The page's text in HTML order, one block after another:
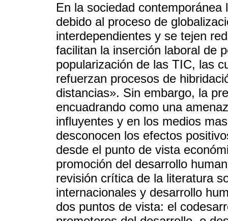
En la sociedad
debido al proceso de
interdependientes y se tejen
facilitan la inserción laboral de
popularización de las TIC, las
refuerzan procesos de
distancias». Sin embargo, la
encuadrando como una
influyentes y en los medios
desconocen los efectos
desde el punto de vista
promoción del desarrollo
revisión crítica de la literatura
internacionales y desarrollo
dos puntos de vista: el